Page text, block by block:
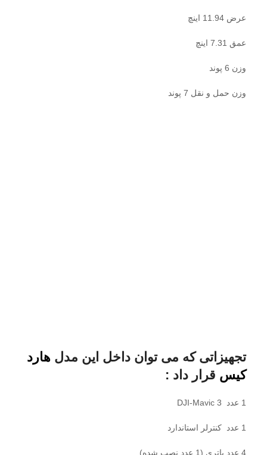
عرض 11.94 اینچ
عمق 7.31 اینچ
وزن 6 پوند
وزن حمل و نقل 7 پوند
تجهیزاتی که می توان داخل این مدل هارد
کیس قرار داد :
1 عدد DJI-Mavic 3
1 عدد کنترلر استاندارد
4 عدد باتری (1 عدد نصب شده)